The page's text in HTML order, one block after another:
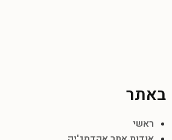
באתר
ראשי